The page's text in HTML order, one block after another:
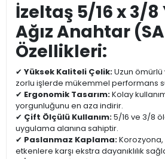
İzeltaş 5/16 x 3/8
Ağız Anahtar
Özellikleri:
✔ Yüksek Kaliteli Çelik:Uzun ömürlü
zorlu işlerde mükemmel performans
✔ Ergonomik Tasarım:Kolay
yorgunluğunu en aza indirir.
✔ Çift Ölçülü Kullanım:5/16 ve 3/8
uygulama alanına sahiptir.
✔ Paslanmaz Kaplama:Korozyona,
etkenlere karşı ekstra dayanıklılık